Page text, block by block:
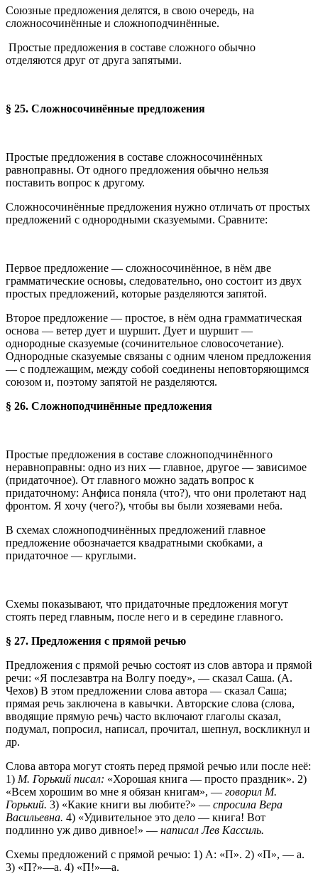
Союзные предложения делятся, в свою очередь, на
сложносочинённые и сложноподчинённые.
Простые предложения в составе сложного обычно
отделяются друг от друга запятыми.
§ 25. Сложносочинённые предложения
Простые предложения в составе сложносочинённых
равноправны. От одного предложения обычно нельзя
поставить вопрос к другому.
Сложносочинённые предложения нужно отличать от простых
предложений с однородными сказуемыми. Сравните:
Первое предложение — сложносочинённое, в нём две
грамматические основы, следовательно, оно состоит из двух
простых предложений, которые разделяются запятой.
Второе предложение — простое, в нём одна грамматическая
основа — ветер дует и шуршит. Дует и шуршит —
однородные сказуемые (сочинительное словосочетание).
Однородные сказуемые связаны с одним членом предложения
— с подлежащим, между собой соединены неповторяющимся
союзом и, поэтому запятой не разделяются.
§ 26. Сложноподчинённые предложения
Простые предложения в составе сложноподчинённого
неравноправны: одно из них — главное, другое — зависимое
(придаточное). От главного можно задать вопрос к
придаточному: Анфиса поняла (что?), что они пролетают над
фронтом. Я хочу (чего?), чтобы вы были хозяевами неба.
В схемах сложноподчинённых предложений главное
предложение обозначается квадратными скобками, а
придаточное — круглыми.
Схемы показывают, что придаточные предложения могут
стоять перед главным, после него и в середине главного.
§ 27. Предложения с прямой речью
Предложения с прямой речью состоят из слов автора и прямой
речи: «Я послезавтра на Волгу поеду», — сказал Саша. (А.
Чехов) В этом предложении слова автора — сказал Саша;
прямая речь заключена в кавычки. Авторские слова (слова,
вводящие прямую речь) часто включают глаголы сказал,
подумал, попросил, написал, прочитал, шепнул, воскликнул и
др.
Слова автора могут стоять перед прямой речью или после неё:
1) М. Горький писал: «Хорошая книга — просто праздник». 2)
«Всем хорошим во мне я обязан книгам», — говорил М.
Горький. 3) «Какие книги вы любите?» — спросила Вера
Васильевна. 4) «Удивительное это дело — книга! Вот
подлинно уж диво дивное!» — написал Лев Кассиль.
Схемы предложений с прямой речью: 1) А: «П». 2) «П», — а.
3) «П?»—а. 4) «П!»—а.